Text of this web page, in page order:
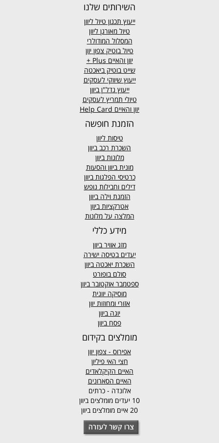
השירותים שלנו
ייעוץ תכנון טיול ליוון
טיול מאורגן ליוון
המסלול המודולרי
טיול בוטיק צפון יוון
יוון והאיים Plus +
שייט בוטיק ביאכטה
ייעוץ שיווקי לעסקים
ייעוץ נדל"ן ביוון
טיולי תמריץ לעסקים
יוון והאיים Help Card
הזמנת חופשה
טיסות ליוון
השכרת רכב ביוון
מלונות ביוון
מונית ביוון והסעות
כרטיסי הפלגות ביוון
דילים וחבילות נופש
הזמנת וילה ביוון
אטרקציות ביוון
המלצה על מלונות
מידע כללי
מזג אוויר ביוון
יעדים בטיסה ישירה
השכרת יאכטה ביוון
סולם בופורט
ספטמבר אוקטובר ביוון
מוסיקה יוונית
אזורי ומחוזות יוון
יוגה ביוון
פסח ביוון
מומלצים בקידום
אפירוס - צפון יוון
חצי האי פיליון
האיים הקיקלאדים
האיים הסארונים
אלונדה - כרתים
10 יעדים מומלצים ביוון
20 איים מומלצים ביוון